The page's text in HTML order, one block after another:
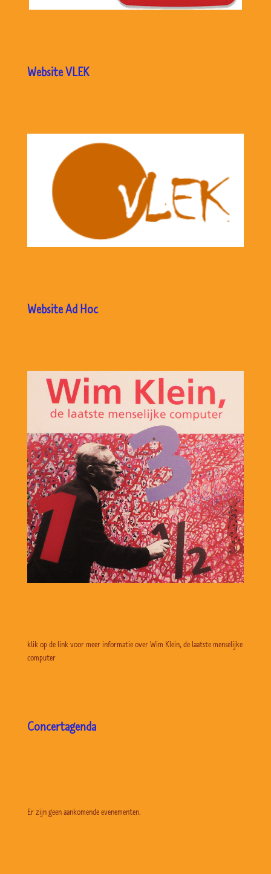
Website VLEK
Website Ad Hoc
klik op de link voor meer informatie over Wim Klein, de laatste menselijke
computer
Concertagenda
Er zijn geen aankomende evenementen.